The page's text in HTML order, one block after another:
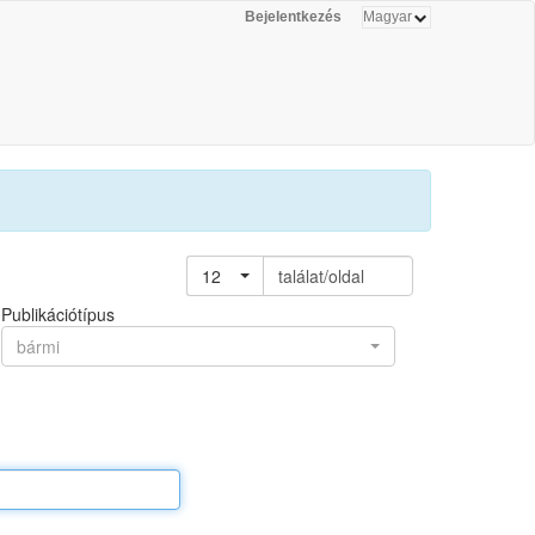
Bejelentkezés
12
találat/oldal
Publikációtípus
bármi